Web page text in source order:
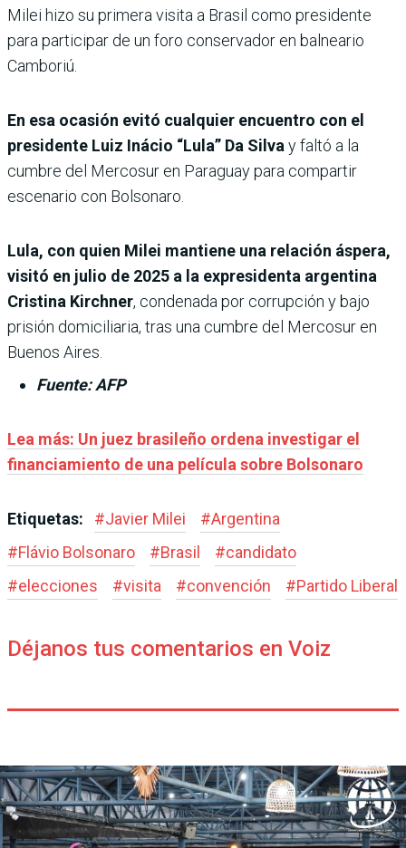
Milei hizo su primera visita a Brasil como presidente
para participar de un foro conservador en balneario
Camboriú.
En esa ocasión evitó cualquier encuentro con el
presidente Luiz Inácio “Lula” Da Silva y faltó a la
cumbre del Mercosur en Paraguay para compartir
escenario con Bolsonaro.
Lula, con quien Milei mantiene una relación áspera,
visitó en julio de 2025 a la expresidenta argentina
Cristina Kirchner, condenada por corrupción y bajo
prisión domiciliaria, tras una cumbre del Mercosur en
Buenos Aires.
Fuente: AFP
Lea más: Un juez brasileño ordena investigar el
financiamiento de una película sobre Bolsonaro
Etiquetas: #Javier Milei #Argentina
#Flávio Bolsonaro #Brasil #candidato
#elecciones #visita #convención #Partido Liberal
Déjanos tus comentarios en Voiz